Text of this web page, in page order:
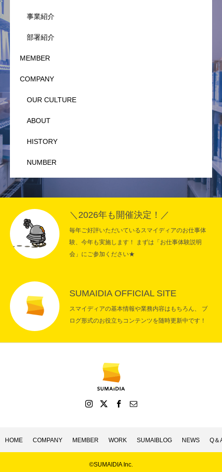
事業紹介
部署紹介
MEMBER
COMPANY
OUR CULTURE
ABOUT
HISTORY
NUMBER
＼2026年も開催決定！／
毎年ご好評いただいているスマイディアのお仕事体
験、今年も実施します！ まずは「お仕事体験説明
会」にご参加ください★
SUMAIDIA OFFICIAL SITE
スマイディアの基本情報や業務内容はもちろん、 ブ
ログ形式のお役立ちコンテンツを随時更新中です！
HOME COMPANY MEMBER WORK SUMAIBLOG NEWS Q＆
©SUMAIDIA Inc.